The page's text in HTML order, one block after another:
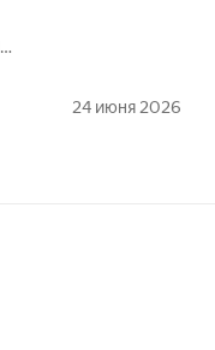
24 июня 2026